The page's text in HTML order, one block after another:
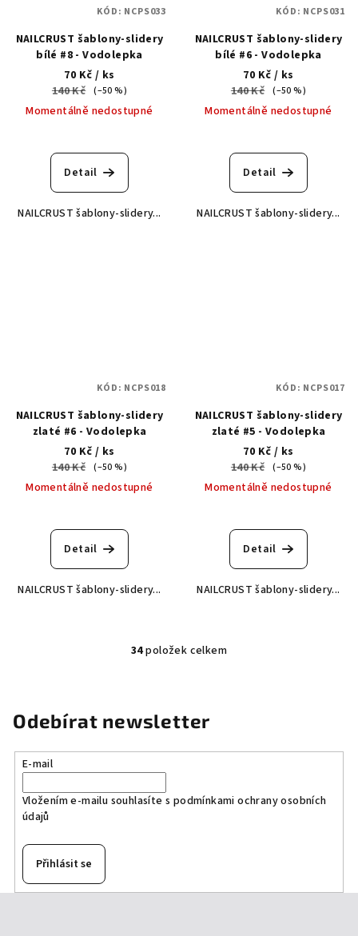
NAILCRUST šablony-slidery
bílé #8 - Vodolepka
70 Kč / ks
140 Kč (–50 %)
Momentálně nedostupné
Detail
NAILCRUST šablony-slidery...
KÓD: NCPS033
NAILCRUST šablony-slidery
bílé #6 - Vodolepka
70 Kč / ks
140 Kč (–50 %)
Momentálně nedostupné
Detail
NAILCRUST šablony-slidery...
KÓD: NCPS031
NAILCRUST šablony-slidery
zlaté #6 - Vodolepka
70 Kč / ks
140 Kč (–50 %)
Momentálně nedostupné
Detail
NAILCRUST šablony-slidery...
KÓD: NCPS018
NAILCRUST šablony-slidery
zlaté #5 - Vodolepka
70 Kč / ks
140 Kč (–50 %)
Momentálně nedostupné
Detail
NAILCRUST šablony-slidery...
KÓD: NCPS017
O
á
d
a
p
v
34položek celkem
Odebírat newsletter
E-mail
Vložením e-mailu souhlasíte s podmínkami ochrany osobních
údajů
Přihlásit se